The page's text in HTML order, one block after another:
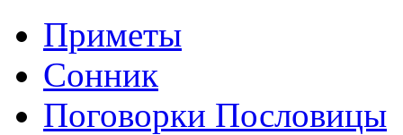
Приметы
Сонник
Поговорки Пословицы